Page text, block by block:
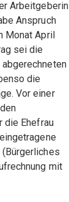
Arbeitgeberin
Anspruch
Monat April
sei die
die
Vor einer
die Ehefrau
(Bürgerliches
mit